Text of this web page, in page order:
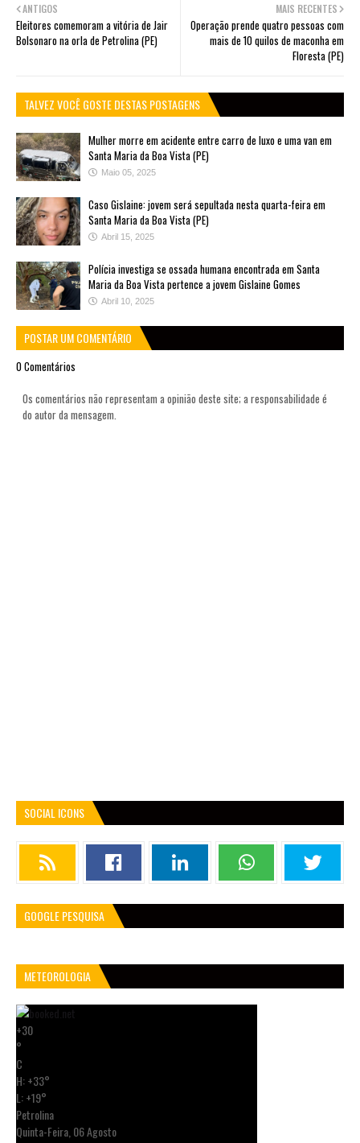
MAIS RECENTES
Operação prende quatro pessoas com
mais de 10 quilos de maconha em
Floresta (PE)
ANTIGOS
Eleitores comemoram a vitória de Jair
Bolsonaro na orla de Petrolina (PE)
TALVEZ VOCÊ GOSTE DESTAS POSTAGENS
Mulher morre em acidente entre carro de luxo e uma van em
Santa Maria da Boa Vista (PE)
Maio 05, 2025
Caso Gislaine: jovem será sepultada nesta quarta-feira em
Santa Maria da Boa Vista (PE)
Abril 15, 2025
Polícia investiga se ossada humana encontrada em Santa
Maria da Boa Vista pertence a jovem Gislaine Gomes
Abril 10, 2025
POSTAR UM COMENTÁRIO
0 Comentários
Os comentários não representam a opinião deste site; a responsabilidade é
do autor da mensagem.
SOCIAL ICONS
GOOGLE PESQUISA
METEOROLOGIA
+30
°
C
H:+33°
L:+19°
Petrolina
Quinta-Feira, 06 Agosto